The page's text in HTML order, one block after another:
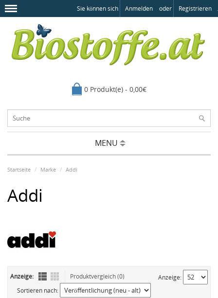
Sie können sich Anmelden oder Registrieren .
0 Produkt(e) - 0,00€
MENU
Startseite Marke Addi
Addi
Anzeige: Produktvergleich (0)
Anzeige:
Sortieren nach: